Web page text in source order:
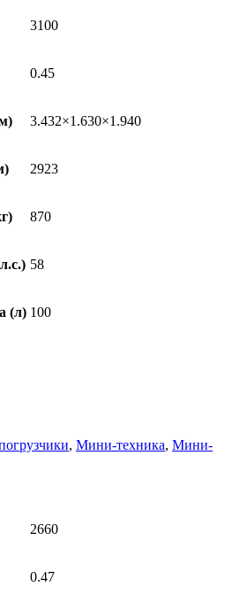
3100
0.45
3.432×1.630×1.940
2923
870
58
(л) 100
, Мини-техника, Мини-
2660
0.47